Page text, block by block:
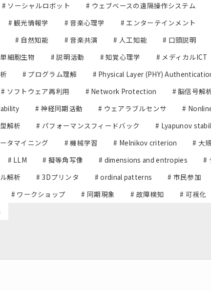
# ソーシャルロボット # ウェブベースの遠隔操作システム
# 観光情報学 # 音楽心理学 # エンターテインメント
# 自然知能 # 音楽共演 # 人工知能 # 口頭説明
細胞生物 # 説明活動 # 知覚心理学 # メディカルICT
# プログラム理解 # Physical Layer (PHY)
# ソフトウェア再利用 # Network Protection # 脳信号解
# 神経同期活動 # ウェアラブルセンサ #
解析 # パフォーマンスフィードバック # Lyapunov
タマイニング # 機械学習 # Melnikov criterion # 大
# LLM # 擬等角写像 # dimensions and entropies #
解析 # 3Dプリンタ # ordinal patterns # 市民参加
# ワークショップ # 同期現象 # 故障検知 # 可視化